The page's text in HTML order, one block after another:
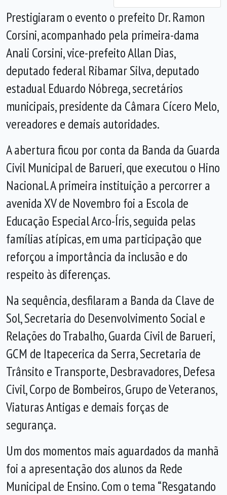
Prestigiaram o evento o prefeito Dr. Ramon
Corsini, acompanhado pela primeira-dama
Anali Corsini, vice-prefeito Allan Dias,
deputado federal Ribamar Silva, deputado
estadual Eduardo Nóbrega, secretários
municipais, presidente da Câmara Cícero Melo,
vereadores e demais autoridades.
A abertura ficou por conta da Banda da Guarda
Civil Municipal de Barueri, que executou o Hino
Nacional. A primeira instituição a percorrer a
avenida XV de Novembro foi a Escola de
Educação Especial Arco-Íris, seguida pelas
famílias atípicas, em uma participação que
reforçou a importância da inclusão e do
respeito às diferenças.
Na sequência, desfilaram a Banda da Clave de
Sol, Secretaria do Desenvolvimento Social e
Relações do Trabalho, Guarda Civil de Barueri,
GCM de Itapecerica da Serra, Secretaria de
Trânsito e Transporte, Desbravadores, Defesa
Civil, Corpo de Bombeiros, Grupo de Veteranos,
Viaturas Antigas e demais forças de
segurança.
Um dos momentos mais aguardados da manhã
foi a apresentação dos alunos da Rede
Municipal de Ensino. Com o tema “Resgatando